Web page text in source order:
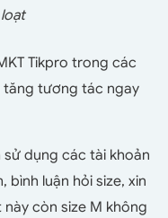
Tikpro trong các
tăng tương tác ngay
sử dụng các tài khoản
luận hỏi size, xin
này còn size M không